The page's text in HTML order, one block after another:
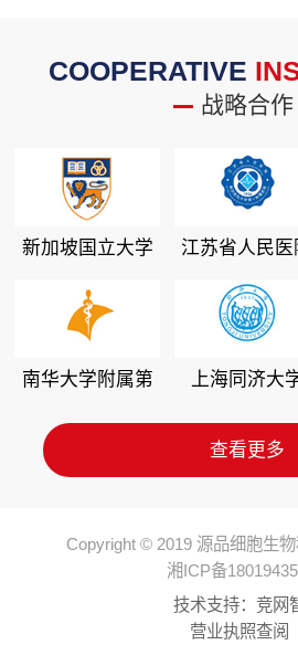
COOPERATIVE
战略合作
新加坡国立大学 江苏省人民医
南华大学附属第
上海同济大
查看更多
Copyright © 2019 源品细胞生
湘ICP备
技术支持： 竞网
营业执照查阅